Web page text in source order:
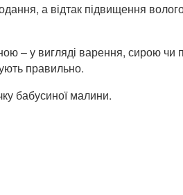
а відтак підвищення
– у вигляді варення, сирою
правильно.
бабусиної малини.